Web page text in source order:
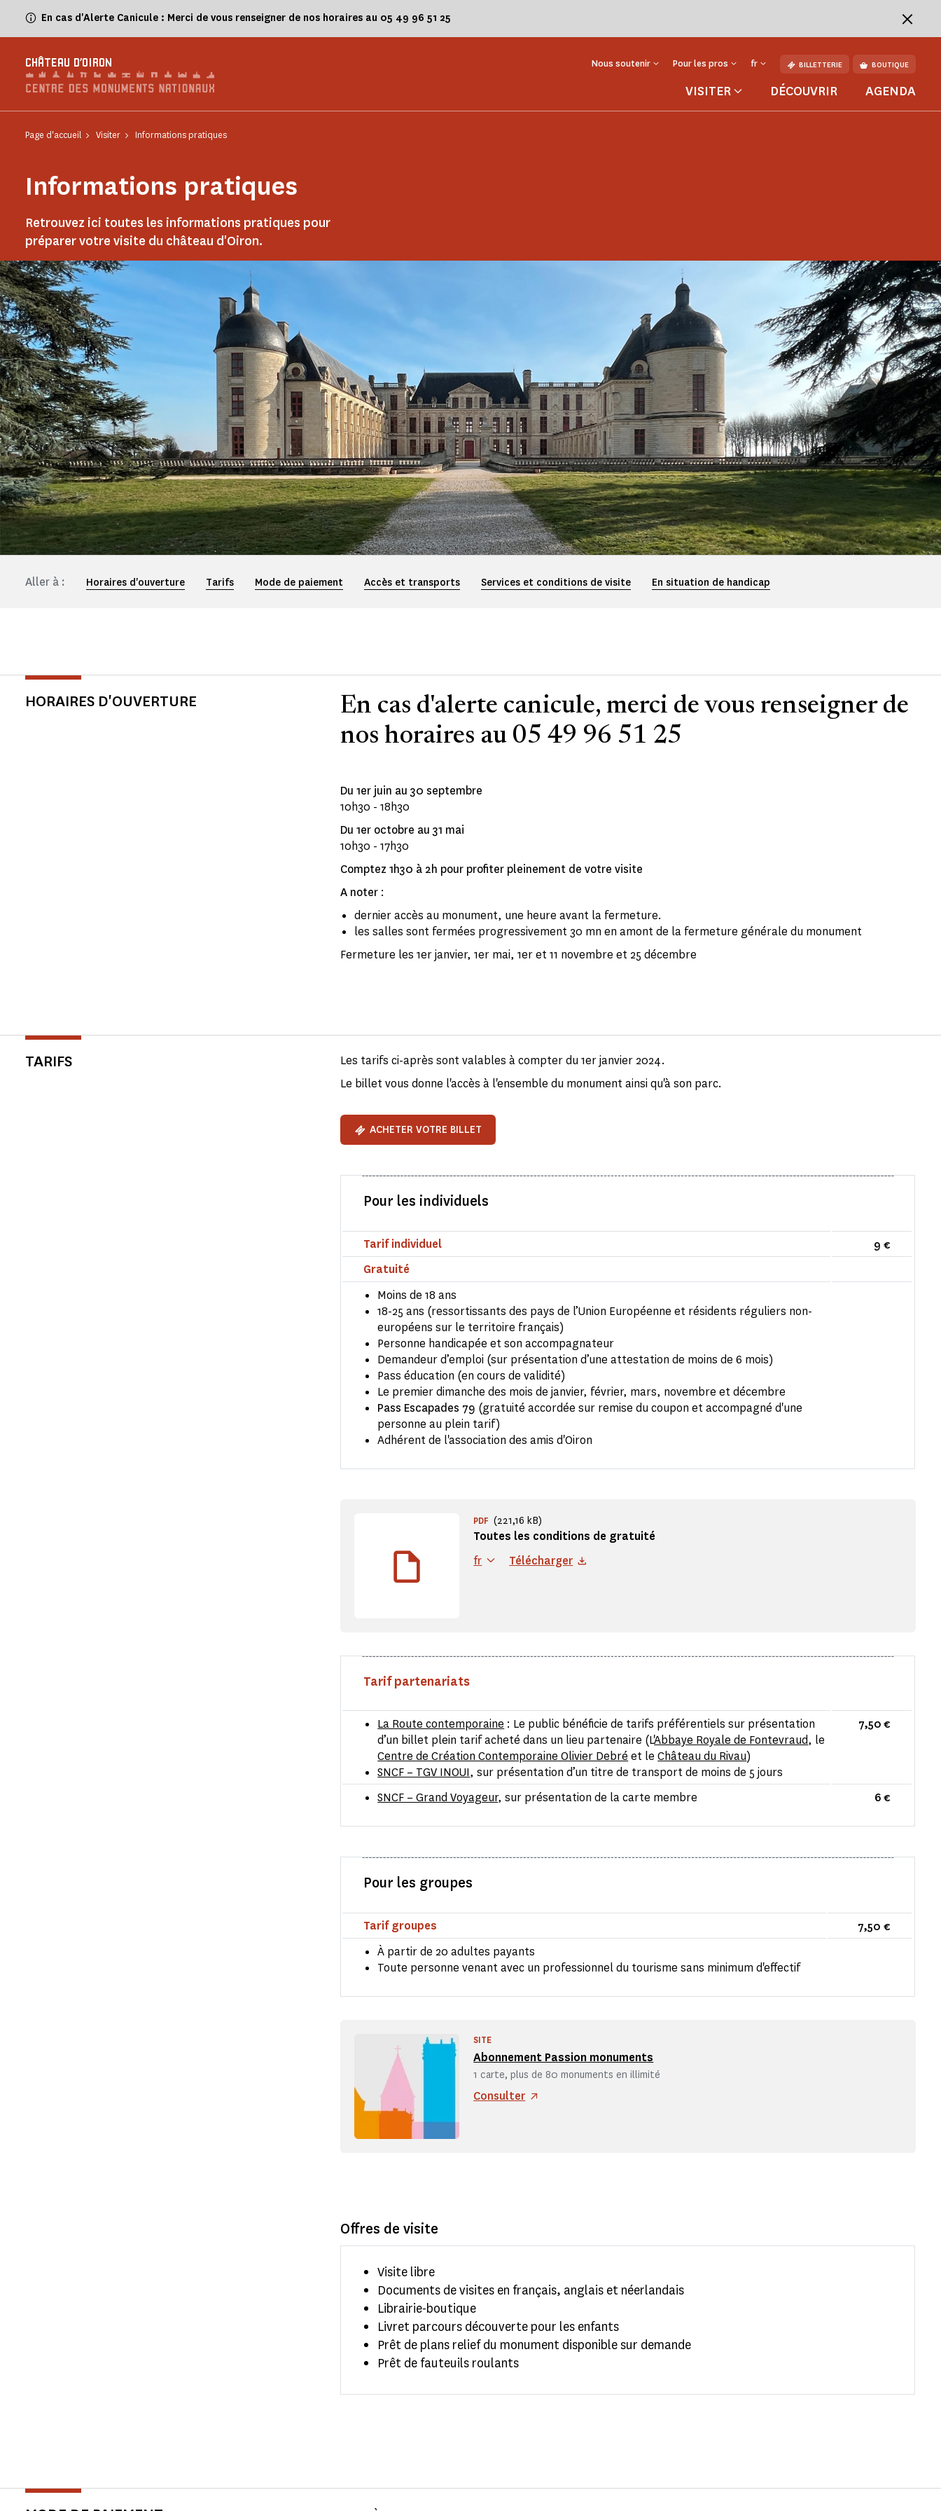
En cas d'Alerte Canicule : Merci de vous renseigner de nos horaires au 05 49 96 51 25
CHÂTEAU D'OIRON Nous soutenir Pour les pros fr BILLETTERIE BOUTIQUE
VISITER DÉCOUVRIR AGENDA
Page d'accueil Visiter Informations pratiques
Informations pratiques
Retrouvez ici toutes les informations pratiques pour
préparer votre visite du château d'Oiron.
Aller à : Horaires d'ouverture Tarifs Mode de paiement Accès et transports Services et conditions de visite En situation de handicap
HORAIRES D'OUVERTURE
En cas d'alerte canicule, merci de vous renseigner de
nos horaires au 05 49 96 51 25
Du 1er juin au 30 septembre
10h30 - 18h30
Du 1er octobre au 31 mai
10h30 - 17h30
Comptez 1h30 à 2h pour profiter pleinement de votre visite
A noter :
dernier accès au monument, une heure avant la fermeture.
les salles sont fermées progressivement 30 mn en amont de la fermeture générale du monument
Fermeture les 1er janvier, 1er mai, 1er et 11 novembre et 25 décembre
TARIFS
Les tarifs ci-après sont valables à compter du 1er janvier 2024.
Le billet vous donne l'accès à l'ensemble du monument ainsi qu'à son parc.
ACHETER VOTRE BILLET
Pour les individuels
Tarif individuel
9 €
Gratuité
Moins de 18 ans
18-25 ans (ressortissants des pays de l’Union Européenne et résidents réguliers non-
européens sur le territoire français)
Personne handicapée et son accompagnateur
Demandeur d’emploi (sur présentation d’une attestation de moins de 6 mois)
Pass éducation (en cours de validité)
Le premier dimanche des mois de janvier, février, mars, novembre et décembre
Pass Escapades 79 (gratuité accordée sur remise du coupon et accompagné d'une
personne au plein tarif)
Adhérent de l'association des amis d'Oiron
Toutes les conditions de gratuité
PDF (221,16 kB)
fr Télécharger
Tarif partenariats
La Route contemporaine : Le public bénéficie de tarifs préférentiels sur présentation
d’un billet plein tarif acheté dans un lieu partenaire (L'Abbaye Royale de Fontevraud, le
Centre de Création Contemporaine Olivier Debré et leChâteau du Rivau)
SNCF – TGV INOUI, sur présentation d’un titre de transport de moins de 5 jours
7,50 €
SNCF – Grand Voyageur, sur présentation de la carte membre 6 €
Pour les groupes
Tarif groupes
7,50 €
À partir de 20 adultes payants
Toute personne venant avec un professionnel du tourisme sans minimum d'effectif
Abonnement Passion monuments
SITE
1 carte, plus de 80 monuments en illimité
Consulter
Offres de visite
Visite libre
Documents de visites en français, anglais et néerlandais
Librairie-boutique
Livret parcours découverte pour les enfants
Prêt de plans relief du monument disponible sur demande
Prêt de fauteuils roulants